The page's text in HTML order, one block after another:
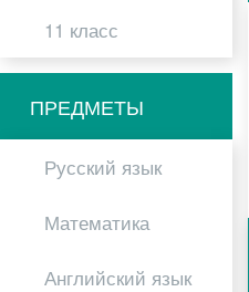
11 класс
ПРЕДМЕТЫ
Русский язык
Математика
Английский язык